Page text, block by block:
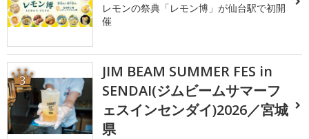
レモンの祭典「レモン博」が仙台駅で初開
催
3
JIM BEAM SUMMER FES in
SENDAI(ジムビームサマーフ
ェスインセンダイ)2026／宮城
県